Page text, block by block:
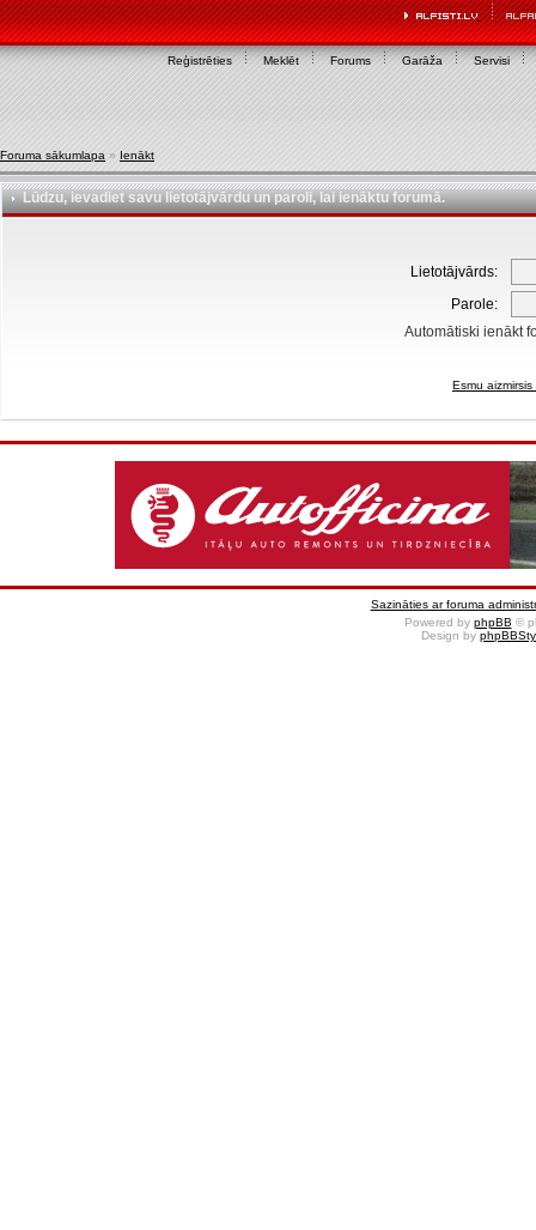
Reģistrēties Meklēt Forums Garāža Servisi
Foruma sākumlapa » Ienākt
Lūdzu, ievadiet savu lietotājvārdu un paroli, lai ienāktu forumā.
Lietotājvārds:
Parole:
Automātiski ienākt
Esmu
Sazināties ar foruma
Powered by phpBB ©
Design by